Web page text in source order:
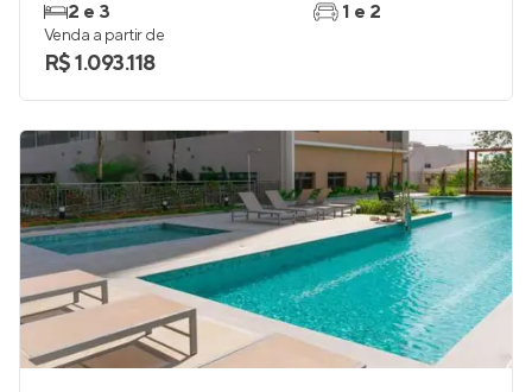
2 e 3 1 e 2
Venda a partir de
R$ 1.093.118